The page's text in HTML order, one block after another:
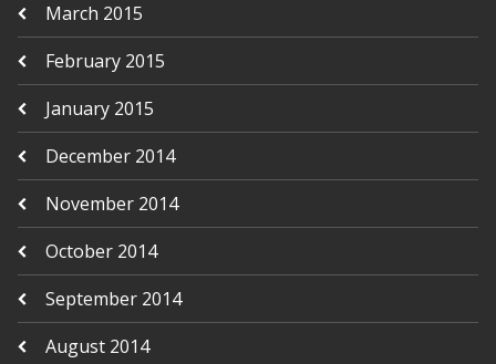
March 2015
February 2015
January 2015
December 2014
November 2014
October 2014
September 2014
August 2014